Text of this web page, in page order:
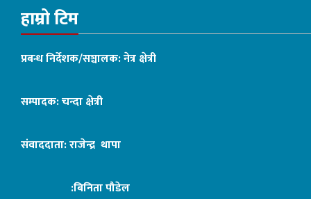
हाम्रो टिम
प्रबन्ध निर्देशक/सञ्चालक: नेत्र क्षेत्री
सम्पादक: चन्दा क्षेत्री
संवाददाता: राजेन्द्र थापा
:बिनिता पौडेल